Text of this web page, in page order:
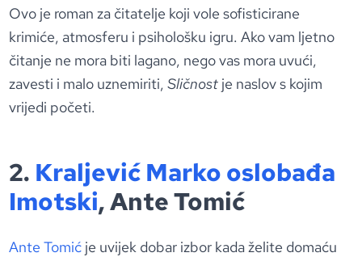
Ovo je roman za čitatelje koji vole sofisticirane
krimiće, atmosferu i psihološku igru. Ako vam ljetno
čitanje ne mora biti lagano, nego vas mora uvući,
zavesti i malo uznemiriti,Sličnost je naslov s kojim
vrijedi početi.
2. Kraljević Marko oslobađa
Imotski, Ante Tomić
Ante Tomić je uvijek dobar izbor kada želite domaću